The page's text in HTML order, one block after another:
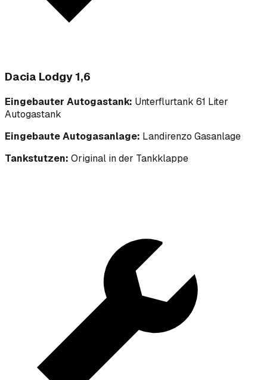
Dacia Lodgy 1,6
Eingebauter Autogastank: Unterflurtank 61 Liter
Autogastank
Eingebaute Autogasanlage: Landirenzo Gasanlage
Tankstutzen: Original in der Tankklappe